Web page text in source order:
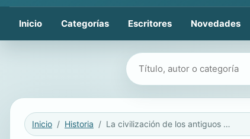
Inicio Categorías Escritores Novedades
Buscar libros
Inicio Historia La civilización de los antiguos mayas